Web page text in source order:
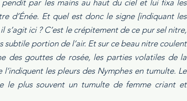
par les mains au haut du ciel et lui fixa les
d’Énée. Et quel est donc le signe [indiquant les
s’agit ici ? C’est le crépitement de ce pur sel nitre,
subtile portion de l’air. Et sur ce beau nitre coulent
des gouttes de rosée, les parties volatiles de la
les pleurs des Nymphes en tumulte. Le
le plus souvent un tumulte de femme criant et